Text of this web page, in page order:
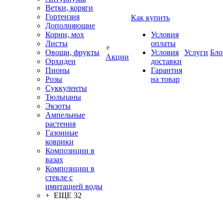
Ветки, коряги
Гортензия
Дополняющие
Корни, мох
Листы
Овощи, фрукты
Орхидеи
Пионы
Розы
Суккуленты
Тюльпаны
Экзоты
Ампельные
растения
Газонные
коврики
Композиции в
вазах
Композиции в
стекле с
имитацией воды
+ ЕЩЕ 32
Акции
Как купить
Условия
оплаты
Условия
доставки
Гарантия
на товар
Услуги